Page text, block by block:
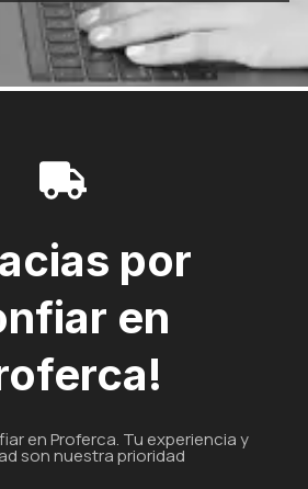
por
en
en Proferca. Tu experiencia y
son nuestra prioridad